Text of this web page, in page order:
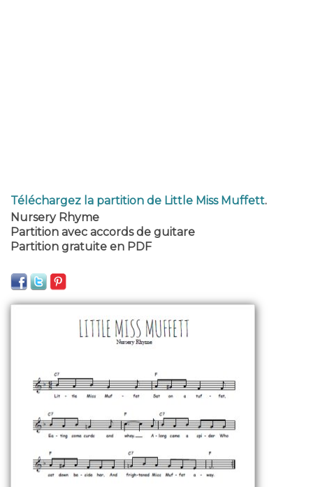
Téléchargez la partition de Little Miss Muffett.
Nursery Rhyme
Partition avec accords de guitare
Partition gratuite en PDF